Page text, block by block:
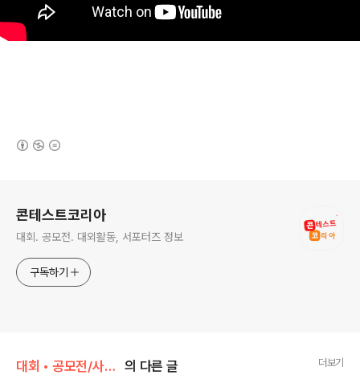
콘테스트코리아
대회. 공모전. 대외활동, 서포터즈 정보
구독하기
대회 • 공모전/사진 • 영상 의 다른 글 더보기